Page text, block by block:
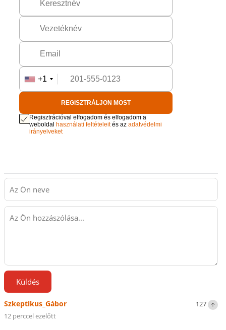
+1
REGISZTRÁLJON MOST
Regisztrációval elfogadom és elfogadom a
weboldal használati feltételeités azadatvédelmi
irányelveket
Küldés
127
Szkeptikus_Gábor
12 perccel ezelőtt